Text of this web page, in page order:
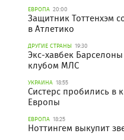
ЕВРОПА 20:00
Защитник Тоттенхэм
в Атлетико
ДРУГИЕ СТРАНЫ 19:30
Экс-хавбек
клубом МЛС
УКРАИНА 18:55
Систерс пробились в
Европы
ЕВРОПА 18:25
Ноттингем выкупит